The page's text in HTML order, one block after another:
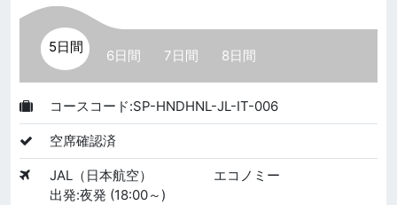
5日間
6日間 7日間 8日間
コースコード:SP-HNDHNL-JL-IT-006
空席確認済
JAL（日本航空）
エコノミー
出発:夜発 (18:00～)